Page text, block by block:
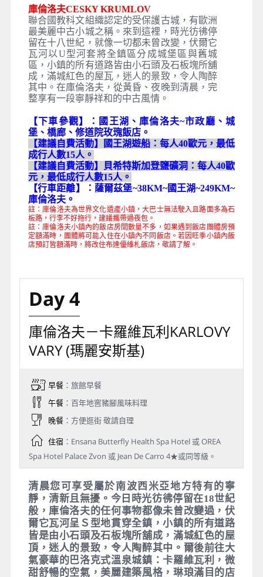
德奧邊界不遠巴伐利亞邦內美麗而清澈的國王
湖區，位於瓦茨曼峰山腳，湖面狹長，兩岸群
峰環繞，山高水深，既有北歐峽灣之峻峭、壯
闊，亦富歐洲山林修道院之典雅。四周嚴峰峭
壁和蒼翠樹木環抱，幽靜而神秘。
庫倫洛夫CESKY KRUMLOV
聯合國教科文組織認定的受保護古城，有歐洲
最美麗中古小城之稱。來到這裡，時光彷彿停
瓦河以U型河套將全鎮區分成城堡區與舊城
區，小鎮的所有道路皆由小石頭及石板塊所舖
成，滿城紅色的屋瓦，迷人的景致，令人陶醉
其中。在庫倫洛夫，從黃昏、夜晚到清晨，完
整享有一段寧靜祥和的中古風情。
【下車參觀】：國王湖、庫倫洛夫~市政廳、城
堡、橋廊、修道院玫瑰飯店。
【建議自費活動】國王湖遊船：每人40歐元，最低
成行人數15人。
【建議自費活動】貝希特斯加登鹽礦洞：每人40歐
元，最低成行人數15人。
註：庫倫洛夫小鎮內的飯店房間數量不多，如果遇到飯店團體房預
定額滿時，團體將可能入住在小鎮內不同飯店。若因旺季小鎮內飯
店預訂皆額滿時，將改住布達優維札飯店，敬請了解。
Day 4
庫倫洛夫－卡羅維瓦利KARLOVY
VARY (瑪麗安斯基)
午餐：百年地窖豬腳風味料理
晚餐：方便逛街 敬請自理
住宿：Ensana Butterfly Health Spa Hotel 或 OREA
Spa Hotel Palace Zvon 或 Jean De Carro 4★或同等級。
清晨您可享受屬於南波西米亞地方特有的寧
靜，清新且無擾。今日時光彷彿停留在18世紀